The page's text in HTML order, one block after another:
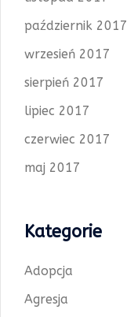
październik 2017
wrzesień 2017
sierpień 2017
lipiec 2017
czerwiec 2017
maj 2017
Kategorie
Adopcja
Agresja